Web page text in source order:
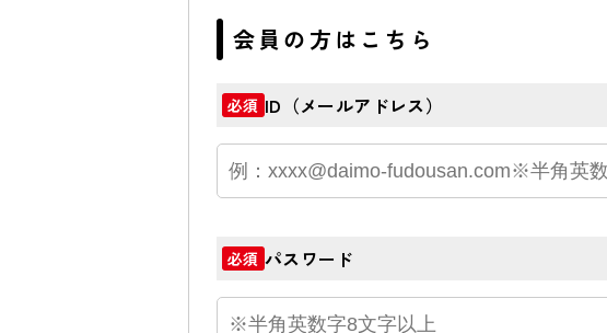
会員の方はこちら
必須 ID（メールアドレス）
必須 パスワード